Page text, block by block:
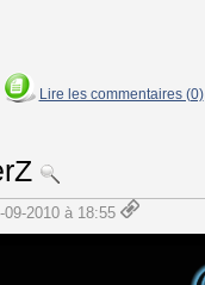
Lire les commentaires (0)
09-2010 à 18:55